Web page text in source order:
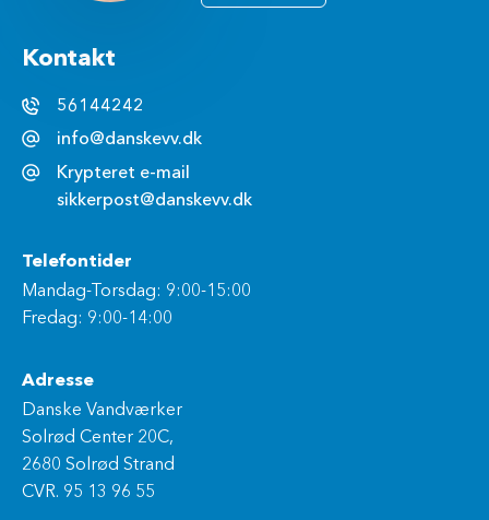
Kontakt
56144242
info@danskevv.dk
Krypteret e-mail
sikkerpost@danskevv.dk
Telefontider
Mandag-Torsdag: 9:00-15:00
Fredag: 9:00-14:00
Adresse
Danske Vandværker
Solrød Center 20C,
2680 Solrød Strand
CVR. 95 13 96 55